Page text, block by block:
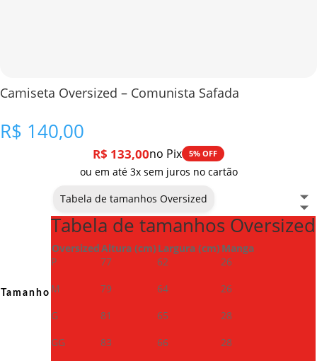
Camiseta Oversized – Comunista Safada
R$ 140,00
R$ 133,00no Pix 5% OFF
ou em até 3x sem juros no cartão
Tamanho
Tabela de tamanhos Oversized
Tabela de tamanhos Oversized
OversizedAltura (cm) Largura (cm) Manga
P
77 62
26
M
79 64
26
G
81 65
28
GG
83 66
28